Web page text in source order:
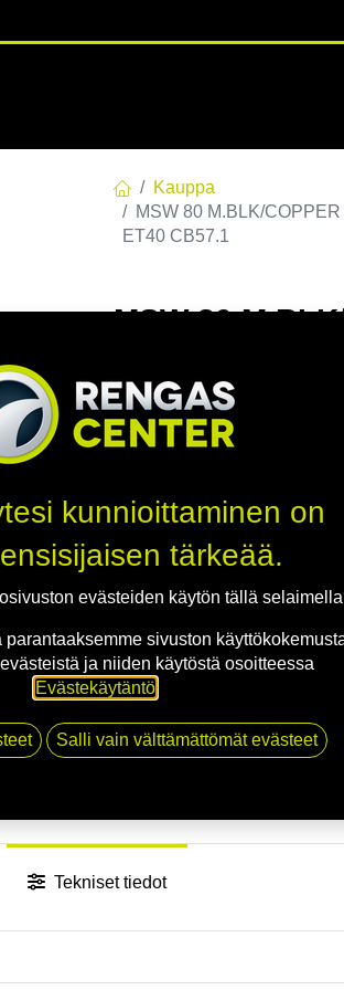
Kauppa
MSW 80 M.BLK/
ET40 CB57.1
MSW 80
EAN:8027529232301
Tällä tuotteella ei ole
Jaa
Toimitusehdot
Tekniset tiedot
kunnioittaminen on
tärkeää.
evästeiden käytön tällä
parantaaksemme sivuston
ja niiden käytöstä osoitteessa
Evästekäytäntö.
Salli vain välttämättömät evästeet